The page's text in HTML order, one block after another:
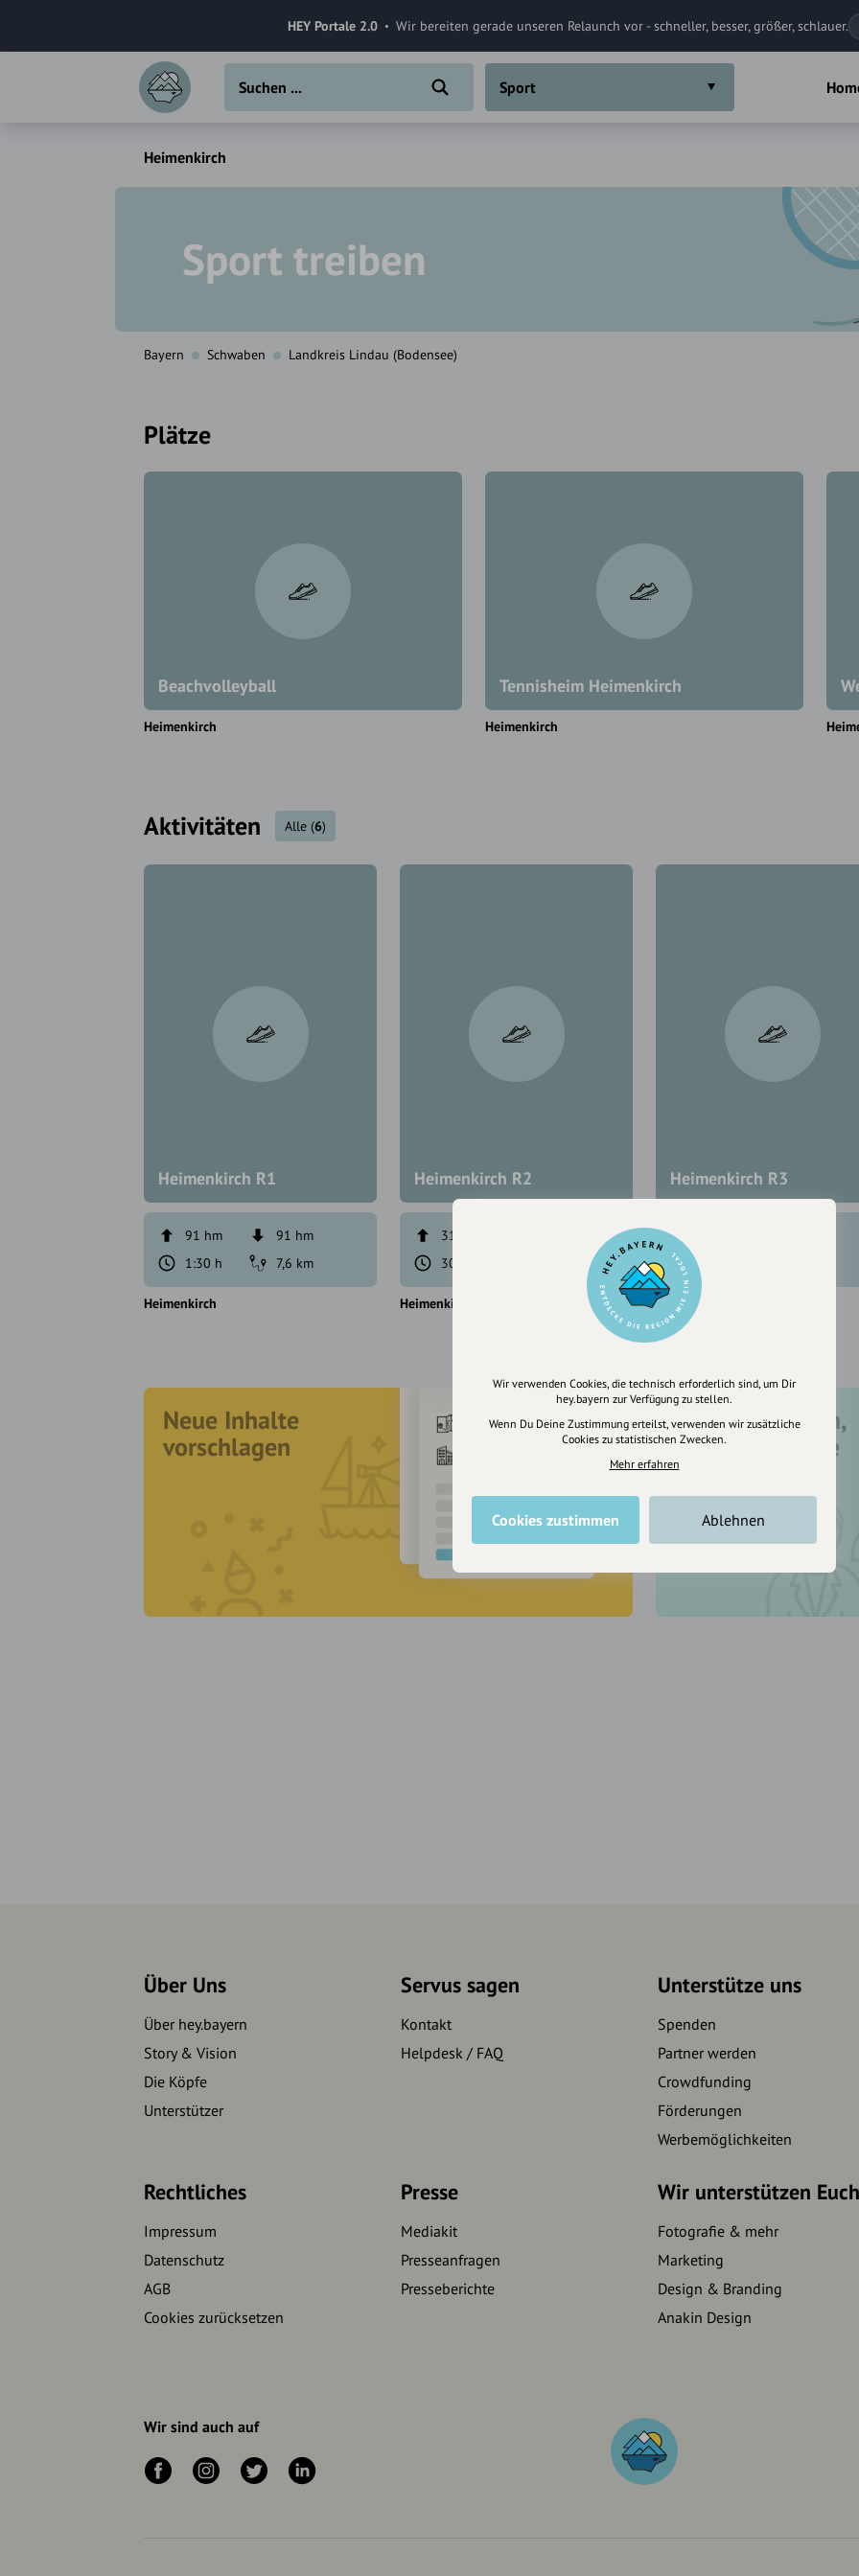
HEY Portale 2.0 Wir bereiten gerade unseren Relaunch vor - schneller, besser, größer, schlauer.
Sport
Heimenkirch
Sport treiben
Bayern Schwaben Landkreis Lindau (Bodensee)
Plätze
Beachvolleyball
Heimenkirch
Tennisheim Heimenkirch
Heimenkirch
Aktivitäten Alle (6)
Heimenkirch R1
91 hm
91 hm
1:30 h
7,6 km
Heimenkirch
Heimenkirch R2
31 hm
30 min
Heimenkirch
Heimenkirch R3
1:15 h
Heimenkirch
Neue Inhalte
vorschlagen
Registriere dich,
um dir Einträge
zu merken
Über Uns
Über hey.bayern
Story & Vision
Die Köpfe
Unterstützer
Servus sagen
Kontakt
Helpdesk / FAQ
Unterstütze uns
Spenden
Partner werden
Crowdfunding
Förderungen
Werbemöglichkeiten
Rechtliches
Impressum
Datenschutz
AGB
Cookies zurücksetzen
Presse
Mediakit
Presseanfragen
Presseberichte
Wir unterstützen Euch
Fotografie & mehr
Marketing
Design & Branding
Anakin Design
Wir sind auch auf
Wir verwenden Cookies, die technisch erforderlich sind, um Dir
hey.bayern zur Verfügung zu stellen.
Wenn Du Deine Zustimmung erteilst, verwenden wir zusätzliche
Cookies zu statistischen Zwecken.
Mehr erfahren
Cookies zustimmen Ablehnen